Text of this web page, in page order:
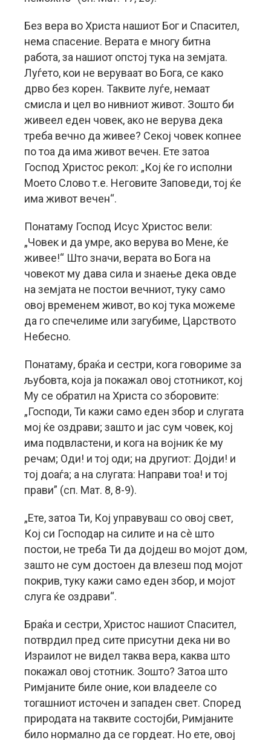
Без вера во Христа нашиот Бог и Спасител,
нема спасение. Верата е многу битна
работа, за нашиот опстој тука на земјата.
Луѓето, кои не веруваат во Бога, се како
дрво без корен. Таквите луѓе, немаат
смисла и цел во нивниот живот. Зошто би
живеел еден човек, ако не верува дека
треба вечно да живее? Секој човек копнее
по тоа да има живот вечен. Ете затоа
Господ Христос рекол: „Кој ќе го исполни
Моето Слово т.е. Неговите Заповеди, тој ќе
има живот вечен“.
Понатаму Господ Исус Христос вели:
„Човек и да умре, ако верува во Мене, ќе
живее!“ Што значи, верата во Бога на
човекот му дава сила и знаење дека овде
на земјата не постои вечниот, туку само
овој временем живот, во кој тука можеме
да го спечелиме или загубиме, Царството
Небесно.
Понатаму, браќа и сестри, кога говориме за
љубовта, која ја покажал овој стотникот, кој
Му се обратил на Христа со зборовите:
„Господи, Ти кажи само еден збор и слугата
мој ќе оздрави; зашто и јас сум човек, кој
има подвластени, и кога на војник ќе му
речам; Оди! и тој оди; на другиот: Дојди! и
тој доаѓа; а на слугата: Направи тоа! и тој
прави” (сп. Мат. 8, 8-9).
„Ете, затоа Ти, Кој управуваш со овој свет,
Кој си Господар на силите и на сè што
постои, не треба Ти да дојдеш во мојот дом,
зашто не сум достоен да влезеш под мојот
покрив, туку кажи само еден збор, и мојот
слуга ќе оздрави“.
Браќа и сестри, Христос нашиот Спасител,
потврдил пред сите присутни дека ни во
Израилот не видел таква вера, каква што
покажал овој стотник. Зошто? Затоа што
Римјаните биле оние, кои владееле со
тогашниот источен и западен свет. Според
природата на таквите состојби, Римјаните
било нормално да се гордеат. Но ете, овој